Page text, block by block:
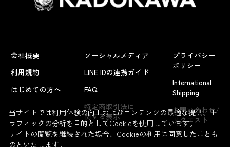
会社概要
利用規約
はじめての方へ
ソーシャルメディア
LINE IDの連携ガイド
FAQ
特定商取引法に
関する表示
プライバシー
ポリシー
International
Shipping
お問い合わせ/
リクエスト
当サイトでは利用体験の向上およびコンテンツの最適な提供、ト
ラフィックの分析を目的としてCookieを使用しています。
サイトの閲覧を継続された場合、Cookieの利用に同意したことも
のといたします。